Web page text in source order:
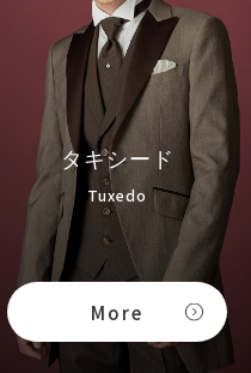
タキシード
Tuxedo
More